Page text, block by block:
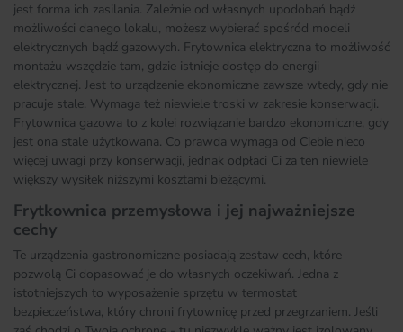
jest forma ich zasilania. Zależnie od własnych upodobań bądź
możliwości danego lokalu, możesz wybierać spośród modeli
elektrycznych bądź gazowych. Frytownica elektryczna to możliwość
montażu wszędzie tam, gdzie istnieje dostęp do energii
elektrycznej. Jest to urządzenie ekonomiczne zawsze wtedy, gdy nie
pracuje stale. Wymaga też niewiele troski w zakresie konserwacji.
Frytownica gazowa to z kolei rozwiązanie bardzo ekonomiczne, gdy
jest ona stale użytkowana. Co prawda wymaga od Ciebie nieco
więcej uwagi przy konserwacji, jednak odpłaci Ci za ten niewiele
większy wysiłek niższymi kosztami bieżącymi.
Frytkownica przemysłowa i jej najważniejsze
cechy
Te urządzenia gastronomiczne posiadają zestaw cech, które
pozwolą Ci dopasować je do własnych oczekiwań. Jedna z
istotniejszych to wyposażenie sprzętu w termostat
bezpieczeństwa, który chroni frytownicę przed przegrzaniem. Jeśli